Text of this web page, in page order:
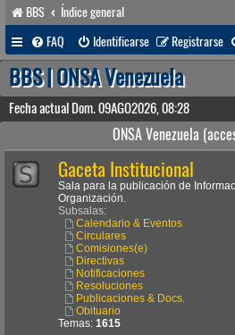
BBS
Índice general
FAQ
Identificarse Registrarse
BBS | ONSA Venezuela
Fecha actual Dom. 09AGO2026, 08:28
ONSA Venezuela
Gaceta Institucional
Sala para la publicación de
Organización.
Subsalas:
Calendario & Eventos
Circulares
Comisiones(e)
Directivas
Notificaciones
Resoluciones
Publicaciones & Docs.
Obituario
Temas: 1615